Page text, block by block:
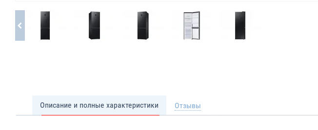
Описание и полные характеристики Отзывы